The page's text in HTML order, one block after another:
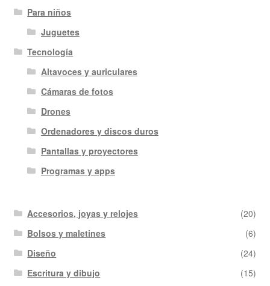
Para niños
Juguetes
Tecnología
Altavoces y auriculares
Cámaras de fotos
Drones
Ordenadores y discos duros
Pantallas y proyectores
Programas y apps
Accesorios, joyas y relojes
(20)
Bolsos y maletines
(6)
Diseño
(24)
Escritura y dibujo
(15)